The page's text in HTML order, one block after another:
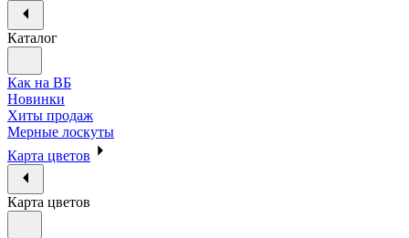
Каталог
Как на ВБ
Новинки
Хиты продаж
Мерные лоскуты
Карта цветов
Карта цветов